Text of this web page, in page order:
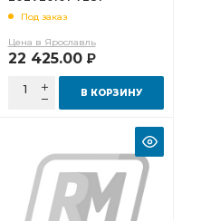
Под заказ
Цена в Ярославль
22 425.00 Р
В КОРЗИНУ